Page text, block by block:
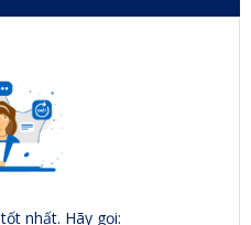
nhất. Hãy gọi: